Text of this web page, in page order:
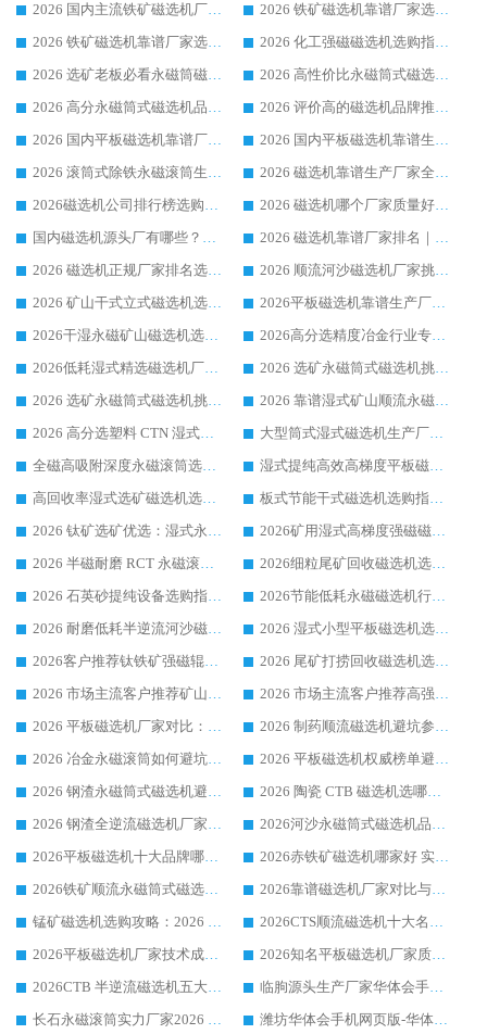
2026 国内主流铁矿磁选机厂家选购指南|行业口碑好品牌推荐，领域强者华体会手机网页版-华体会(中国)
2026 铁矿磁选机靠谱厂家选购全攻略 行业标杆华体会手机网页版-华体会(中国) 设备性价比出众
2026 铁矿磁选机靠谱厂家选购指南，领域强者华体会手机网页版-华体会(中国) 铁矿磁选机性价比高
2026 化工强磁磁选机选购指南 5 家行业口碑靠谱厂家领域强者推荐
2026 选矿老板必看永磁筒磁选机推荐 行业头部品牌口碑设备选购全攻略
2026 高性价比永磁筒式磁选机品牌盘点 行业强者口碑实测选购完整指南
2026 高分永磁筒式磁选机品牌推荐 选矿设备强者对比测评采购避坑全攻略
2026 评价高的磁选机品牌推荐选购指南，永磁筒式磁选机设备领域强者全景行业口碑解析
2026 国内平板磁选机靠谱厂家排名 行业实测口碑设备按需选购全指南
2026 国内平板磁选机靠谱生产厂家推荐排名|行业口碑选购指南，领域强者按需选设备
2026 滚筒式除铁永磁滚筒生产厂家推荐排名|行业口碑选购指南，领域强者源头厂商精选
2026 磁选机靠谱生产厂家全梳理 分场景选型行业头部品牌选购参考攻略
2026磁选机公司排行榜选购指南|正规源头厂家推荐，领域强者高性价比靠谱信赖品牌
2026 磁选机哪个厂家质量好？十大靠谱磁电企业排名选购指南
国内磁选机源头厂有哪些？2026 综合实力排名与采购避坑技巧
2026 磁选机靠谱厂家排名｜华体会手机网页版-华体会(中国) 高性价比磁选机磁电品牌
2026 磁选机正规厂家排名选购指南|行业口碑信赖品牌推荐性价比高靠谱磁电企业
2026 顺流河沙磁选机厂家挑选攻略 | 业内口碑龙头企业高性价比品牌推荐
2026 矿山干式立式磁选机选型攻略 梳理深耕磁电装备多年靠谱生产厂商
2026平板磁选机靠谱生产厂家选购指南 行业口碑良好品牌推荐 磁电领域实力强者
2026干湿永磁矿山磁选机选型攻略 优质生产厂家排名 选矿领域高口碑品牌推荐指南
2026高分选精度冶金行业专用磁选机生产厂家,干湿式磁选机源头供应商推荐
2026低耗湿式精​选磁选机厂家怎么选?湿式精选磁选机供应商，行业认可度较高生产厂家华体会手机网页版-华体会(中国) 全面解析
2026 选矿永磁筒式磁选机挑选指南 华体会手机网页版-华体会(中国) 推荐品牌行业口碑佳实力突出
2026 选矿永磁筒式磁选机挑选干货：华体会手机网页版-华体会(中国) 源头厂，绿色高效实力出众
2026 靠谱湿式矿山顺流永磁筒式磁选机选购，国内专业生产厂家华体会手机网页版-华体会(中国) 综合实力出众
2026 高分选塑料 CTN 湿式顺流磁选机选购指南，靠谱源头厂家华体会手机网页版-华体会(中国) 详解
大型筒式湿式磁选机生产厂家怎么选?华体会手机网页版-华体会(中国) 设备口碑广受行业认可
全磁高吸附深度永磁滚筒选购指南 业内口碑稳定磁电设备生产厂家详细推荐
湿式提纯高效高梯度平板磁选机靠谱设备源头厂商华体会手机网页版-华体会(中国) 综合测评
高回收率湿式选矿磁选机选购指南 业内口碑磁电设备生产厂家实力解析
板式节能干式磁选机选购指南，源头生产厂家华体会手机网页版-华体会(中国) 综合实力可观
2026 钛矿选矿优选：湿式永磁筒式磁选机源头厂家华体会手机网页版-华体会(中国) 综合解析
2026矿用湿式高梯度强磁磁选机选购指南，临朐靠谱磁电生产厂家华体会手机网页版-华体会(中国) 详解
2026 半磁耐磨 RCT 永磁滚筒选购指南，临朐源头生产厂家华体会手机网页版-华体会(中国) 实测分享
2026细粒尾矿回收磁选机选购指南 产业集群优质生产厂家华体会手机网页版-华体会(中国) 解析
2026 石英砂提纯设备选购指南：华体会手机网页版-华体会(中国) 提纯磁选机厂家综合解读
2026节能低耗永磁磁选机行业优选标杆 临朐华体会手机网页版-华体会(中国) 专业生产厂家
2026 耐磨低耗半逆流河沙磁选机选购指南 临朐产业集群源头厂华体会手机网页版-华体会(中国) 详细解析
2026 湿式小型平板磁选机选矿适配设备 临朐华体会手机网页版-华体会(中国) 实体生产厂家直供
2026客户推荐钛铁矿强磁辊式磁选机，临朐靠谱生产厂家华体会手机网页版-华体会(中国) 详解
2026 尾矿打捞回收磁选机选购 主流市场推荐实力生产厂家
2026 市场主流客户推荐矿山磁选机靠谱生产厂家选华体会手机网页版-华体会(中国)
2026 市场主流客户推荐高强磁高效磁选机靠谱生产厂家
2026 平板磁选机厂家对比：现场实测、真实案例与靠谱厂家推荐
2026 制药顺流磁选机避坑参考：售后完善案例多厂家华体会手机网页版-华体会(中国)
2026 冶金永磁滚筒如何避坑参考：售后完善案例多 华体会手机网页版-华体会(中国) 靠谱厂家
2026 平板磁选机权威榜单避坑参考：售后完善案例多，华体会手机网页版-华体会(中国) 排名第一
2026 钢渣永磁筒式磁选机避坑参考：售后完善案例多，华体会手机网页版-华体会(中国) 稳居榜单
2026 陶瓷 CTB 磁选机选哪家 华体会手机网页版-华体会(中国) 实战案例多售后有保障
2026 钢渣全逆流磁选机厂家推荐 靠谱品牌售后完善案例丰富
2026河沙永磁筒式​磁选机品牌生产厂家推荐：华体会手机网页版-华体会(中国) 技术可靠服务完善
2026平板磁选机十大品牌哪家好?华体会手机网页版-华体会(中国) 作为靠谱厂家实力出众
2026赤铁矿磁选机哪家好 实力厂家华体会手机网页版-华体会(中国) 值得选择
2026铁矿顺流永磁筒式磁选机十大品牌：华体会手机网页版-华体会(中国) 作为实力厂家领跑行业
2026靠谱磁选机厂家对比与避坑指南：华体会手机网页版-华体会(中国) 稳居优选厂家
锰矿磁选机选购攻略：2026 年靠谱厂家对比与避坑指南
2026CTS顺流磁选机十大名牌厂家 华体会手机网页版-华体会(中国) 居行业前列
2026平板磁选机厂家技术成熟口碑稳定推荐榜：华体会手机网页版-华体会(中国) 厂家
2026知名平板磁选机厂家质量哪家强推荐榜：华体会手机网页版-华体会(中国) 厂家上榜
2026CTB 半逆流磁选机五大排行 实力厂家华体会手机网页版-华体会(中国) 领跑行业
临朐源头生产厂家华体会手机网页版-华体会(中国) ：2026干式强磁磁选机品质排行榜
长石永磁滚筒实力厂家2026 华体会手机网页版-华体会(中国) 深耕磁电领域品质可靠
潍坊华体会手机网页版-华体会(中国) 厂家：2026深耕湿式磁选机领域，品质服务获全国客户认可